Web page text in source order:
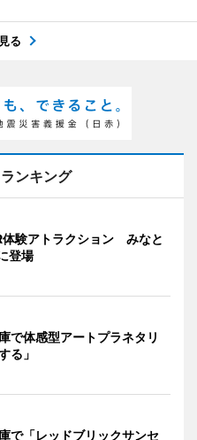
る
ンキング
体験アトラクション みなと
登場
で体感型アートプラネタリ
る」
で「レッドブリックサンセ